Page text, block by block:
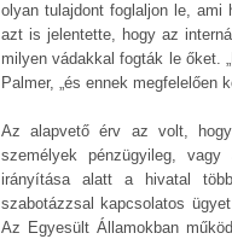
olyan tulajdont foglaljon le,
azt is jelentette, hogy az
milyen vádakkal fogták le őket.
Palmer, „és ennek megfelelően
Az alapvető érv az volt,
személyek pénzügyileg, vagy
irányítása alatt a hivatal
szabotázzsal kapcsolatos
Az Egyesült Államokban